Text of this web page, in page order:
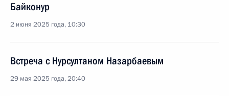
Байконур
2 июня 2025 года, 10:30
Встреча с Нурсултаном Назарбаевым
29 мая 2025 года, 20:40